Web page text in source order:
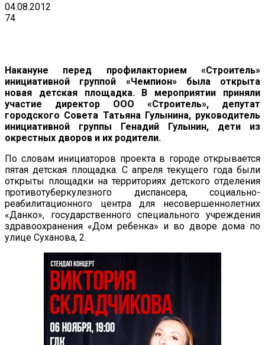
04.08.2012
74
Накануне перед профилакторием «Строитель»
инициативной группой «Чемпион» была открыта
новая детская площадка. В мероприятии приняли
участие директор ООО «Строитель», депутат
городского Совета Татьяна Гулынина, руководитель
инициативной группы Генадий Гулынин, дети из
окрестных дворов и их родители.
По словам инициаторов проекта в городе открывается
пятая детская площадка. С апреля текущего года были
открыты площадки на территориях детского отделения
противотуберкулезного диспансера, социально-
реабилитационного центра для несовершеннолетних
«Данко», государственного специального учреждения
здравоохранения «Дом ребенка» и во дворе дома по
улице Суханова, 2.